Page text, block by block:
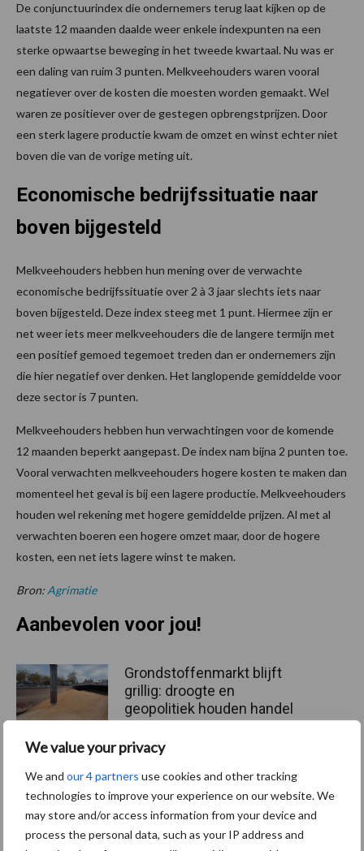
We value your privacy
We and our 4 partners use cookies and other tracking
technologies to improve your experience on our website. We
may store and/or access information from your device and
process the personal data, such as your IP address and
De conjunctuurindex die ondernemers terug laat kijken op de
laatste 12 maanden daalde weer enkele indexpunten na een
sterke opwaartse beweging in het tweede kwartaal. Nu was er
een daling van ruim 3 punten. Melkveehouders waren vooral
negatiever over de kosten die moesten worden gemaakt. Wel
waren ze positiever over de gestegen opbrengstprijzen. Door
een sterk lagere productie kwam de omzet en winst echter niet
boven die van de vorige meting uit.
Economische bedrijfssituatie naar
boven bijgesteld
Melkveehouders hebben hun mening over de verwachte
economische bedrijfssituatie over 2 à 3 jaar slechts iets naar
boven bijgesteld. Deze index steeg met 1 punt. Hiermee zijn er
net weer iets meer melkveehouders die de langere termijn met
een positief gemoed tegemoet treden dan er ondernemers zijn
die hier negatief over denken. Het langlopende gemiddelde voor
deze sector is 7 punten.
Melkveehouders hebben hun verwachtingen voor de komende
12 maanden beperkt aangepast. De index nam bijna 2 punten toe.
Vooral verwachten melkveehouders hogere kosten te maken dan
momenteel het geval is bij een lagere productie. Melkveehouders
houden wel rekening met hogere gemiddelde prijzen. Al met al
verwachten boeren een hogere omzet maar, door de hogere
kosten, een net iets lagere winst te maken.
Bron: Agrimatie
Aanbevolen voor jou!
Grondstoffenmarkt blijft
grillig: droogte en
geopolitiek houden handel
De speenhuid: een vaak
onderschatte risicofactor
voor mastitis